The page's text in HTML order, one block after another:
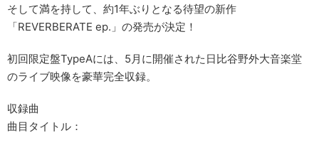
そして満を持して、約1年ぶりとなる待望の新作
「REVERBERATE ep.」の発売が決定！
初回限定盤TypeAには、5月に開催された日比谷野外大音楽堂
のライブ映像を豪華完全収録。
収録曲
曲目タイトル：